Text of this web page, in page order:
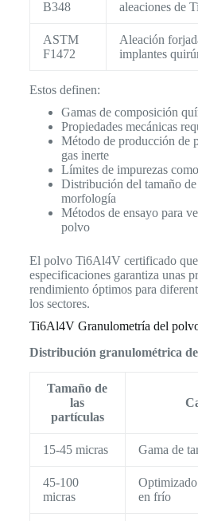
B348 aleaciones de Ti
ASTM
F1472
Aleación
implantes
Estos definen:
Gamas de composición
Propiedades mecánicas
Método de producción de
gas inerte
Límites de impurezas
Distribución del tamaño
morfología
Métodos de ensayo para
polvo
El polvo Ti6Al4V certificado que
especificaciones garantiza unas
rendimiento óptimos para
los sectores.
Ti6Al4V Granulometría del
Distribución granulométrica
Tamaño de
las
partículas
15-45 micras Gama de
45-100
micras
en frío